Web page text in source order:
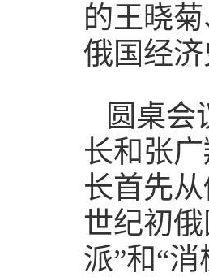
的王晓
俄国经
圆桌会
长和张
长首先
世纪初
派”和“